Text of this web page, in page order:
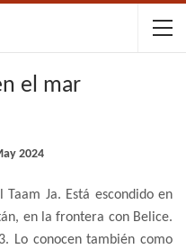
el mar
2024
Ja. Está escondido en
en la frontera con Belice.
Lo conocen también como